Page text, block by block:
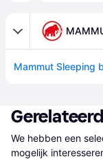
We hebben een
mogelijk